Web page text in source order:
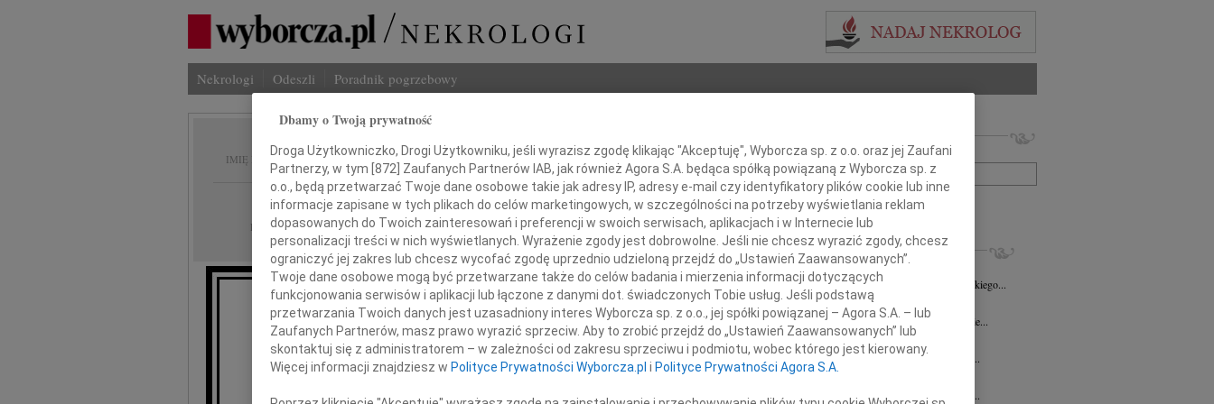
Nekrologi Odeszli Poradnik pogrzebowy
IMIĘ I NAZWISKO: Grzegorz Kubat
REGION: Opole
DATA EMISJI: 09.06.2011
Z głębokim żalem przyjąłem wiadomość
o tragicznej śmierci
Grzegorza Kubata
Imię i nazwisko lub numer ogłoszenia:
+ szukanie zaawansowane
INNE NEKROLOGI
05.08.2026Opole
Pani Danucie Juszczak-Puppel wyrazy głębokiego...
23.07.2026Opole
Śmierć zawsze jest niespodziewana, nigdy nie...
Wojciech Pogorzelski
Z głębokim żalem przyjęliśmy wiadomość o...
Janusz Maksym
Z głębokim żalem przyjęliśmy wiadomość o...
Dbamy o Twoją prywatność
Droga Użytkowniczko, Drogi Użytkowniku, jeśli wyrazisz zgodę klikając "Akceptuję", Wyborcza sp. z o.o. oraz jej Zaufani
Partnerzy, w tym [872] Zaufanych Partnerów IAB, jak również Agora S.A. będąca spółką powiązaną z Wyborcza sp. z
o.o., będą przetwarzać Twoje dane osobowe takie jak adresy IP, adresy e-mail czy identyfikatory plików cookie lub inne
informacje zapisane w tych plikach do celów marketingowych, w szczególności na potrzeby wyświetlania reklam
dopasowanych do Twoich zainteresowań i preferencji w swoich serwisach, aplikacjach i w Internecie lub
personalizacji treści w nich wyświetlanych. Wyrażenie zgody jest dobrowolne. Jeśli nie chcesz wyrazić zgody, chcesz
ograniczyć jej zakres lub chcesz wycofać zgodę uprzednio udzieloną przejdź do „Ustawień Zaawansowanych”.
Twoje dane osobowe mogą być przetwarzane także do celów badania i mierzenia informacji dotyczących
funkcjonowania serwisów i aplikacji lub łączone z danymi dot. świadczonych Tobie usług. Jeśli podstawą
przetwarzania Twoich danych jest uzasadniony interes Wyborcza sp. z o.o., jej spółki powiązanej – Agora S.A. – lub
Zaufanych Partnerów, masz prawo wyrazić sprzeciw. Aby to zrobić przejdź do „Ustawień Zaawansowanych” lub
skontaktuj się z administratorem – w zależności od zakresu sprzeciwu i podmiotu, wobec którego jest kierowany.
Więcej informacji znajdziesz w Polityce Prywatności Wyborcza.pl i Polityce Prywatności Agora S.A.